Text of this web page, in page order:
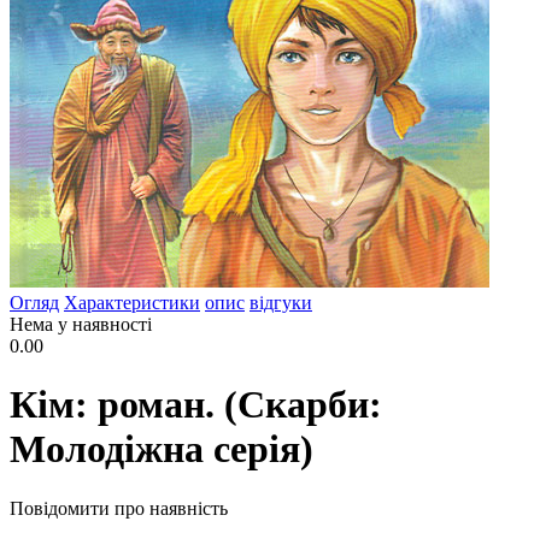
Огляд Характеристики опис відгуки
Нема у наявності
0.00
Кім: роман. (Скарби:
Молодіжна серія)
Повідомити про наявність